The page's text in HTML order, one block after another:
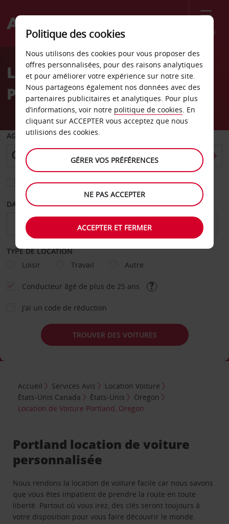
Menu
Welcome
AvisLocation de voiture
Portland
AGENCE DE DÉPART
Sélectionnez une autre agence de retour
DATE DE DÉPART DATE DE RETOUR
TYPE DE LOCATION
Loisir
Travail Autre
Conducteur âgé de plus de 25 ans
J’ai un code de réduction
TROUVER DES VOITURES
Accueil Services Avis
Location Voiture
États-Unis Canada
États-Unis
Oregon
Location de Voiture Portland, Oregon
Portland location de voiture
personnalisée
Nous rendons la location de voiture facile car nous savons
que vous êtes impatient de prendre la route en toute
liberté. Partout où vous irez, des clés seront toujours à
votre disposition pour vous faire découvrir le monde.
Politique des cookies
Nous utilisons des cookies pour vous proposer des
offres personnalisées, pour des raisons analytiques
et pour améliorer votre expérience sur notre site.
Nous partageons également nos données avec des
partenaires publicitaires et analytiques. Pour plus
d’informations, voir notre politique de cookies. En
cliquant sur ACCEPTER vous acceptez que nous
utilisions des cookies.
GÉRER VOS PRÉFÉRENCES
NE PAS ACCEPTER
ACCEPTER ET FERMER